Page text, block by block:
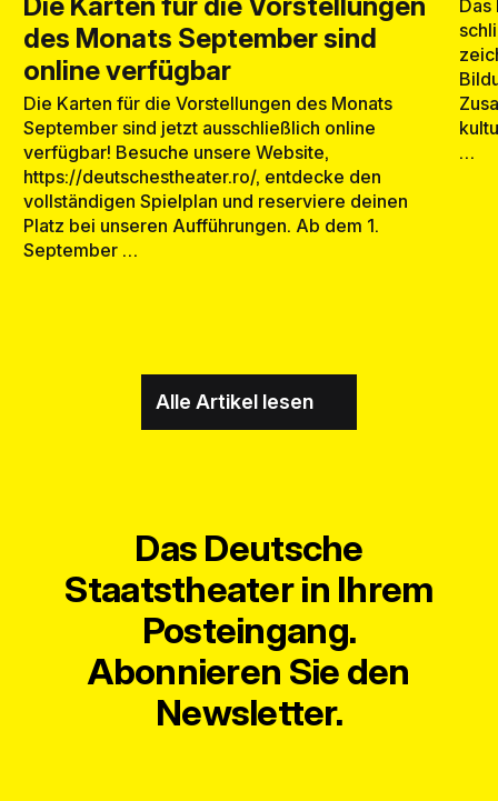
des Monats September sind
online verfügbar
Die Karten für die Vorstellungen des Monats
September sind jetzt ausschließlich online
verfügbar! Besuche unsere Website,
https://deutschestheater.ro/, entdecke den
vollständigen Spielplan und reserviere deinen
Platz bei unseren Aufführungen. Ab dem 1.
September …
Das
…
Alle Artikel lesen
Das Deutsche
Staatstheater in Ihrem
Posteingang.
Abonnieren Sie den
Newsletter.